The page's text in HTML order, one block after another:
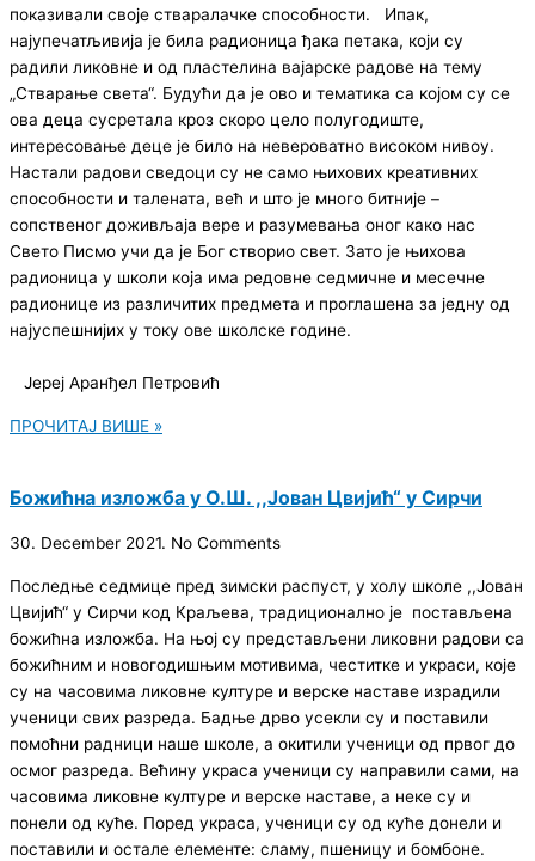
показивали своје стваралачке способности. Ипак,
најупечатљивија је била радионица ђака петака, који су
радили ликовне и од пластелина вајарске радове на тему
„Стварање света“. Будући да је ово и тематика са којом су се
ова деца сусретала кроз скоро цело полугодиште,
интересовање деце је било на невероватно високом нивоу.
Настали радови сведоци су не само њихових креативних
способности и талената, већ и што је много битније –
сопственог доживљаја вере и разумевања оног како нас
Свето Писмо учи да је Бог створио свет. Зато је њихова
радионица у школи која има редовне седмичне и месечне
радионице из различитих предмета и проглашена за једну од
најуспешнијих у току ове школске године.
Јереј Аранђел Петровић
ПРОЧИТАЈ ВИШЕ »
Божићна изложба у О.Ш. ,,Јован Цвијић“ у Сирчи
30. December 2021. No Comments
Последње седмице пред зимски распуст, у холу школе ,,Јован
Цвијић“ у Сирчи код Краљева, традиционално је постављена
божићна изложба. На њој су представљени ликовни радови са
божићним и новогодишњим мотивима, честитке и украси, које
су на часовима ликовне културе и верске наставе израдили
ученици свих разреда. Бадње дрво усекли су и поставили
помоћни радници наше школе, а окитили ученици од првог до
осмог разреда. Већину украса ученици су направили сами, на
часовима ликовне културе и верске наставе, а неке су и
понели од куће. Поред украса, ученици су од куће донели и
поставили и остале елементе: сламу, пшеницу и бомбоне.